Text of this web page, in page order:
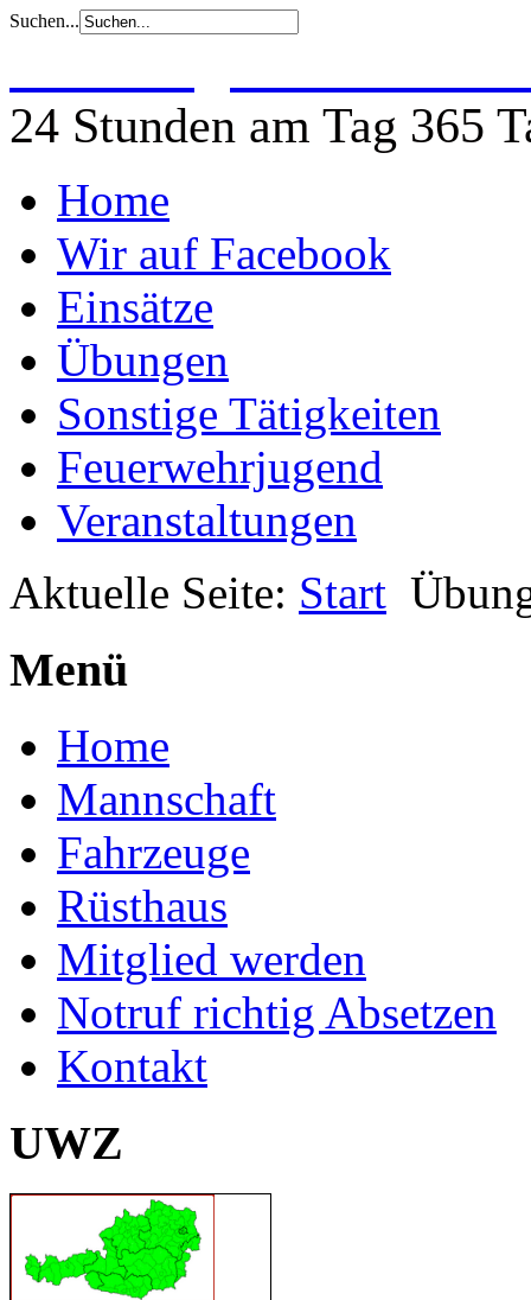
Suchen...
24 Stunden am Tag 365
Home
Wir auf Facebook
Einsätze
Übungen
Sonstige Tätigkeiten
Feuerwehrjugend
Veranstaltungen
Aktuelle Seite: Start
Menü
Home
Mannschaft
Fahrzeuge
Rüsthaus
Mitglied werden
Notruf richtig Absetzen
Kontakt
UWZ